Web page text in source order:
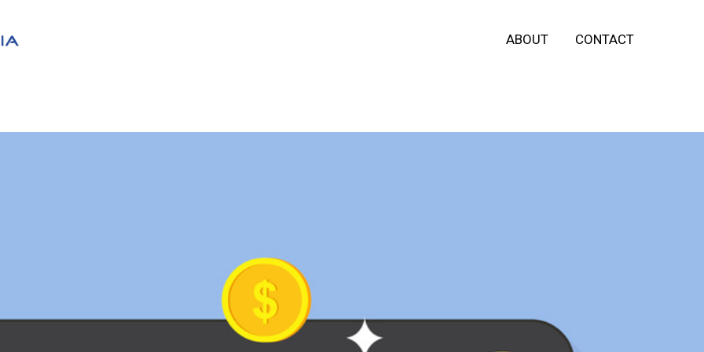
ABOUT CONTACT